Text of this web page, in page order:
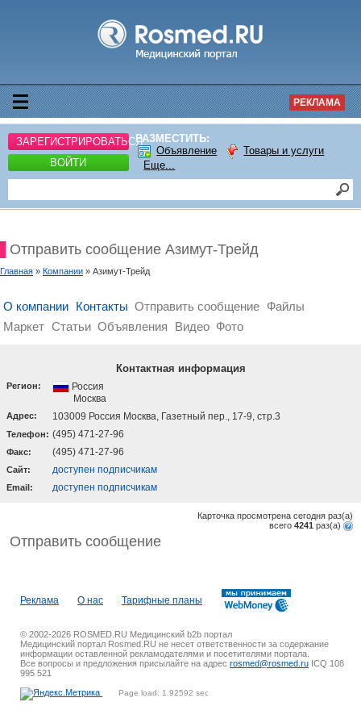
РЕКЛАМА
ЗАРЕГИСТРИРОВАТЬСЯ
ВОЙТИ
РАЗМЕСТИТЬ:
Объявление
Товары и услуги
Еще...
Отправить сообщение Азимут-Трейд
Главная » Компании » Азимут-Трейд
О компании Контакты Отправить сообщение Файлы
Маркет Статьи Объявления Видео Фото
Контактная информация
Регион:
Россия
Москва
Адрес: 103009 Россия Москва, Газетный пер., 17-9, стр.3
Телефон: (495) 471-27-96
Факс: (495) 471-27-96
Cайт: доступен подписчикам
Email: доступен подписчикам
Карточка просмотрена сегодня раз(a)
всего 4241 раз(a)
Отправить сообщение
Реклама О нас Тарифные планы
© 2002-2026 ROSMED.RU Медицинский b2b портал
Медицинский портал Rosmed.RU не несет ответственности за содержание
информации оставленной рекламодателями и посетителями портала.
Все вопросы и предложения присылайте на адрес rosmed@rosmed.ru ICQ 108
995 521
Page load: 1.92592 sec